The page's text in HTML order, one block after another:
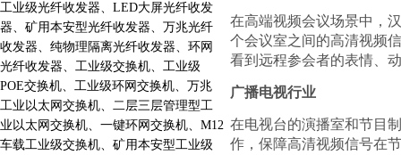
工业级光纤收发器、LED大屏光纤收发
器、 矿用本安型光纤收发器、 万兆光纤
收发器、纯物理隔离光纤收发器、环网
光纤收发器、 工业级交换机、工业级
POE交换机、工业级环网交换机、万兆
工业以太网交换机、二层三层管理型工
业以太网交换机、一键环网交换机、M12
车载工业级交换机、矿用本安型工业级
在高端视频会议场景中，
个会议室之间的高清视频
看到远程参会者的表情、
广播电视行业
在电视台的演播室和节目
作，保障高清视频信号在